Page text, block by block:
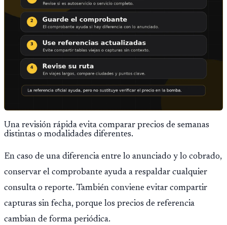
Una revisión rápida evita comparar precios de semanas
distintas o modalidades diferentes.
En caso de una diferencia entre lo anunciado y lo cobrado,
conservar el comprobante ayuda a respaldar cualquier
consulta o reporte. También conviene evitar compartir
capturas sin fecha, porque los precios de referencia
cambian de forma periódica.